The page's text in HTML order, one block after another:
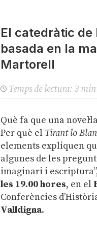
El catedràtic
basada en la
Martorell
Temps de lectura: 3
Què fa que una
Per què el Tirant lo
elements expliquen
algunes de les
imaginari i
les 19.00 hores, en el
Conferències
Valldigna.